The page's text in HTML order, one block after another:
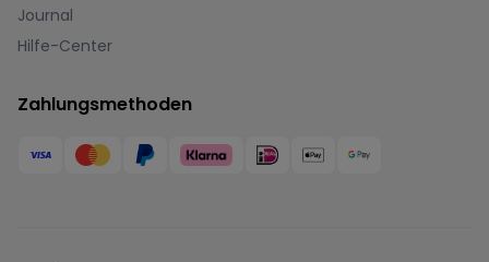
Journal
Hilfe-Center
Zahlungsmethoden